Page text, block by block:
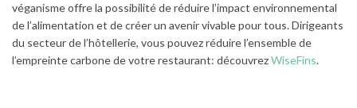
véganisme offre la possibilité de réduire l’impact environnemental
de l’alimentation et de créer un avenir vivable pour tous. Dirigeants
du secteur de l’hôtellerie, vous pouvez réduire l’ensemble de
l’empreinte carbone de votre restaurant: découvrezWiseFins.